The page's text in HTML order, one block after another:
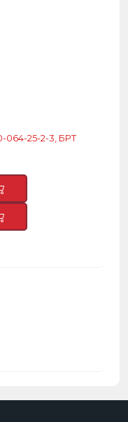
064-25-2-3, БРТ